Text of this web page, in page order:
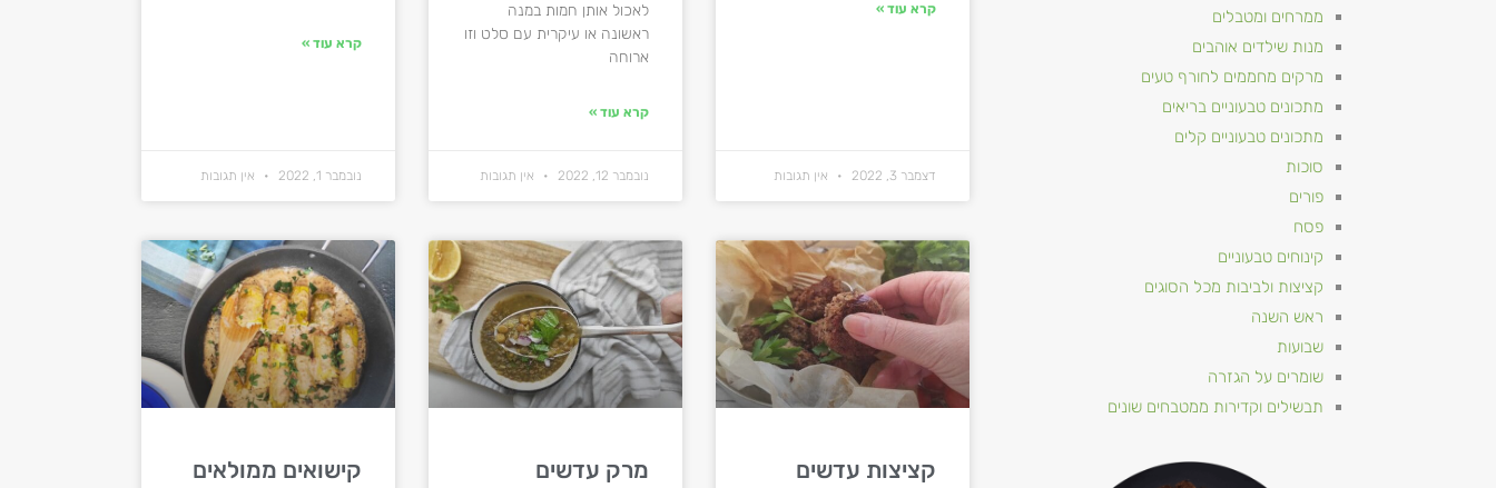
ממרחים ומטבלים
מנות שילדים אוהבים
מרקים מחממים לחורף טעים
מתכונים טבעוניים​ בריאים
מתכונים טבעוניים קלים
סוכות
פורים
פסח
קינוחים טבעוניים
קציצות ולביבות מכל הסוגים
ראש השנה
שבועות
שומרים על הגזרה
תבשילים וקדירות ממטבחים שונים
קרא עוד »
דצמבר 3, 2022 אין תגובות
לאכול אותן חמות במנה
ראשונה או עיקרית עם סלט וזו
ארוחה
קרא עוד »
נובמבר 12, 2022 אין תגובות
קרא עוד »
נובמבר 1, 2022 אין תגובות
קציצות עדשים
מרק עדשים
קישואים ממולאים